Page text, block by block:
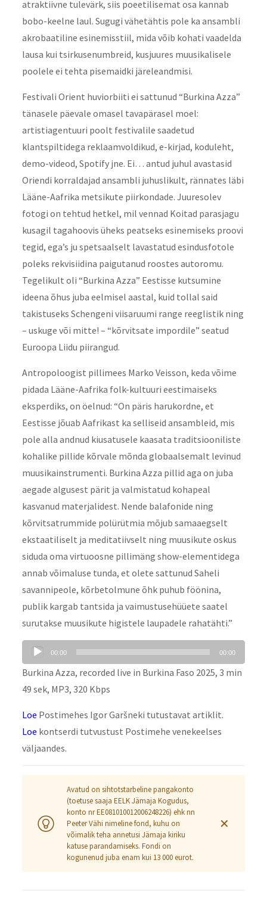
atraktiivne tulevärk, siis poeetilisemat osa kannab
bobo-keelne laul. Sugugi vähetähtis pole ka ansambli
akrobaatiline esinemisstiil, mida võib kohati vaadelda
lausa kui tsirkusenumbreid, kusjuures muusikalisele
poolele ei tehta pisemaidki järeleandmisi.
Festivali Orient huviorbiiti ei sattunud “Burkina Azza”
tänasele päevale omasel tavapärasel moel:
artistiagentuuri poolt festivalile saadetud
klantspiltidega reklaamvoldikud, e-kirjad, koduleht,
demo-videod, Spotify jne. Ei… antud juhul avastasid
Oriendi korraldajad ansambli juhuslikult, rännates läbi
Lääne-Aafrika metsikute piirkondade. Juuresolev
fotogi on tehtud hetkel, mil vennad Koitad parasjagu
kusagil tagahoovis üheks peatseks esinemiseks proovi
tegid, ega’s ju spetsaalselt lavastatud esindusfotole
poleks rekvisiidina paigutanud roostes autoromu.
Tegelikult oli “Burkina Azza” Eestisse kutsumine
ideena õhus juba eelmisel aastal, kuid tollal said
takistuseks Schengeni viisaruumi range reeglistik ning
– uskuge või mitte! – “kõrvitsate impordile” seatud
Euroopa Liidu piirangud.
Antropoloogist pillimees Marko Veisson, keda võime
pidada Lääne-Aafrika folk-kultuuri eestimaiseks
eksperdiks, on öelnud: “On päris harukordne, et
Eestisse jõuab Aafrikast ka selliseid ansambleid, mis
pole alla andnud kiusatusele kaasata traditsiooniliste
kohalike pillide kõrvale mõnda globaalsemalt levinud
muusikainstrumenti. Burkina Azza pillid aga on juba
aegade algusest pärit ja valmistatud kohapeal
kasvanud materjalidest. Nende balafonide ning
kõrvitsatrummide polürütmia mõjub samaaegselt
ekstaatiliselt ja meditatiivselt ning muusikute oskus
siduda oma virtuoosne pillimäng show-elementidega
annab võimaluse tunda, et olete sattunud Saheli
savannipeole, kõrbetolmune õhk puhub föönina,
publik kargab tantsida ja vaimustusehüüete saatel
surutakse muusikute higistele laupadele rahatähti.”
Audio
Player
00:00 00:00
Burkina Azza, recorded live in Burkina Faso 2025, 3 min
49 sek, MP3, 320 Kbps
Loe Postimehes Igor Garšneki tutustavat artiklit.
Loe kontserdi tutvustust Postimehe venekeelses
väljaandes.
Avatud on sihtotstarbeline pangakonto
(toetuse saaja EELK Jämaja Kogudus,
konto nr EE081010012006248226) ehk nn
Peeter Vähi nimeline fond, kuhu on
võimalik teha annetusi Jämaja kiriku
katuse parandamiseks. Fondi on
kogunenud juba enam kui 13 000 eurot.
✕